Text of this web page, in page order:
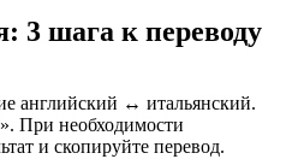
3 шага к переводу
английский ↔ итальянский.
При необходимости
и скопируйте перевод.